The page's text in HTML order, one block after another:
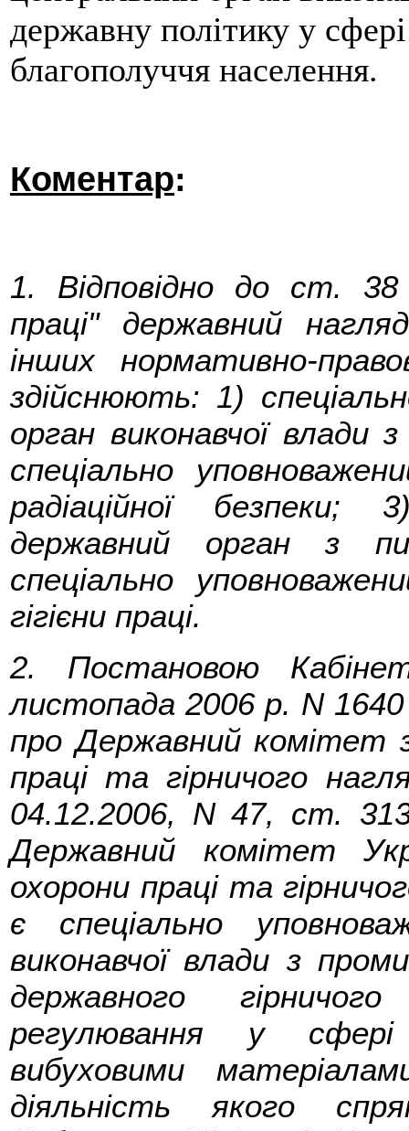
державну політику у
благополуччя населення.
Коментар:
1. Відповідно до ст.
праці" державний
інших нормативно-
здійснюють: 1)
орган виконавчої влади
спеціально
радіаційної безпеки;
державний орган з
спеціально
гігієни праці.
2. Постановою
листопада 2006 р. N
про Державний комітет
праці та гірничого
04.12.2006, N 47, ст.
Державний комітет
охорони праці та
є спеціально
виконавчої влади з
державного
регулювання у
вибуховими
діяльність якого